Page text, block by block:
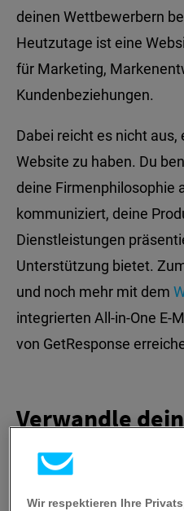
deinen Wettbewerbern
Heutzutage ist eine
für Marketing,
Kundenbeziehungen.
Dabei reicht es nicht aus,
Website zu haben. Du
deine Firmenphilosophie
kommuniziert, deine
Dienstleistungen
Unterstützung bietet.
und noch mehr mit dem
integrierten All-in-One E-
von GetResponse
Verwandle
in ein
Wir respektieren Ihre